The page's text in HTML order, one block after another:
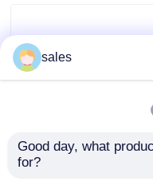
एक बोली का अनुरोध
स्टेरिल पीवीसी एंडोट्रैचियल
sales
Good day, what
for?